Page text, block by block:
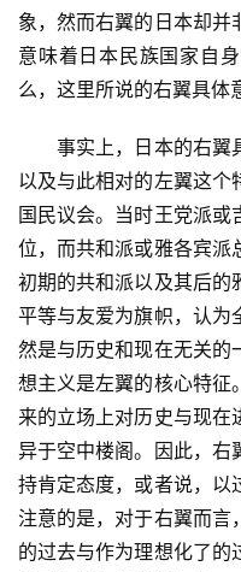
象，然而右翼的日本却并
意味着日本民族国家自
么，这里所说的右翼具体
事实上，日本的右翼
以及与此相对的左翼这个
国民议会。当时王党派
位，而共和派或雅各宾派
初期的共和派以及其后的
平等与友爱为旗帜，认为
然是与历史和现在无关的
想主义是左翼的核心特征
来的立场上对历史与现在
异于空中楼阁。因此，右
持肯定态度，或者说，以
注意的是，对于右翼而言
的过去与作为理想化了的